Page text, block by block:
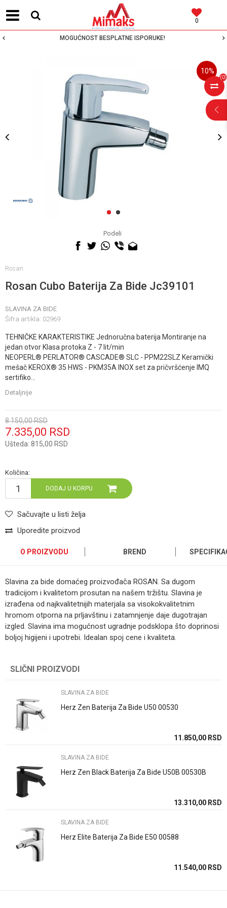
0
MOGUĆNOST BESPLATNE ISPORUKE!
(0)
1 2
10%
Podeli
Rosan
Rosan Cubo Baterija Za Bide Jc39101
SLAVINA ZA BIDE
Šifra artikla: 02969
TEHNIČKE KARAKTERISTIKE Jednoručna baterija Montiranje na
jedan otvor Klasa protoka Z - 7 lit/min
NEOPERL® PERLATOR® CASCADE® SLC - PPM22SLZ Keramički
mešač KEROX® 35 HWS - PKM35A INOX set za pričvršćenje IMQ
sertifiko
Detaljnije
8.150,00RSD
7.335,00 RSD
Ušteda: 815,00 RSD
Količina:
DODAJ U KORPU
Sačuvajte u listi želja
Uporedite proizvod
POMOĆ PRI
O PROIZVODU BREND
Slavina za bide domaćeg proizvođača ROSAN. Sa dugom
tradicijom i kvalitetom prosutan na našem tržištu. Slavina je
izrađena od najkvalitetnijih materjala sa visokokvalitetnim
hromom otporna na prljavštinu i zatamnjenje daje dugotrajan
izgled. Slavina ima mogućnost ugradnje podsklopa što doprinosi
boljoj higijeni i upotrebi. Idealan spoj cene i kvaliteta.
Ime/Nadimak
Email
Kategorija
Način ugradnje/Tip Stojeci/a
Zemlja proizvodnje
SLIČNI PROIZVODI
SLAVINA ZA BIDE
Herz Zen Baterija Za Bide U50 00530
11.850,00 RSD
SLAVINA ZA BIDE
Herz Zen Black Baterija Za Bide U50B 00530B
13.310,00 RSD
SLAVINA ZA BIDE
Herz Elite Baterija Za Bide E50 00588
11.540,00 RSD